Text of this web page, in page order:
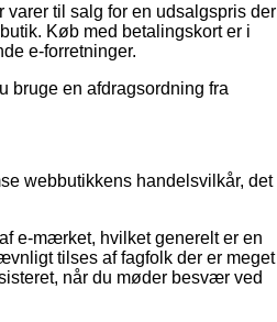
til salg for en udsalgspris der
Køb med betalingskort er i
e-forretninger.
bruge en afdragsordning fra
webbutikkens handelsvilkår, det
e-mærket, hvilket generelt er en
tilses af fagfolk der er meget
når du møder besvær ved